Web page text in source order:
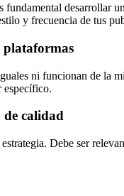
fundamental desarrollar
y frecuencia de tus
plataformas
ni funcionan de la
específico.
de calidad
Debe ser